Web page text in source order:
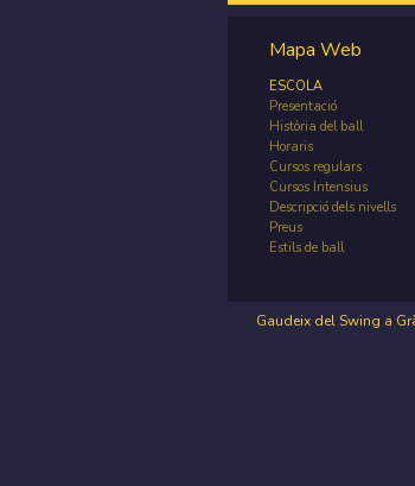
Mapa Web
ESCOLA
Presentació
Història del ball
Horaris
Cursos regulars
Cursos Intensius
Descripció dels nivells
Preus
Estils de ball
Gaudeix del Swing a